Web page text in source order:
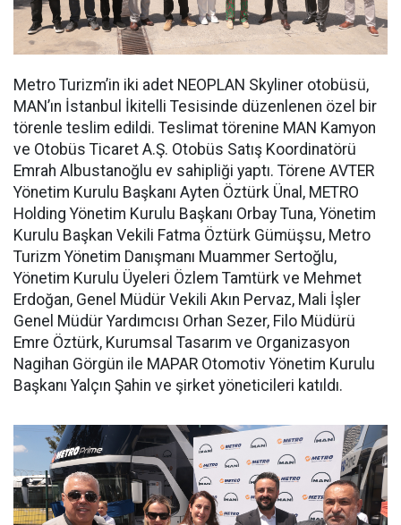
Metro Turizm’in iki adet NEOPLAN Skyliner otobüsü,
MAN’ın İstanbul İkitelli Tesisinde düzenlenen özel bir
törenle teslim edildi. Teslimat törenine MAN Kamyon
ve Otobüs Ticaret A.Ş. Otobüs Satış Koordinatörü
Emrah Albustanoğlu ev sahipliği yaptı. Törene AVTER
Yönetim Kurulu Başkanı Ayten Öztürk Ünal, METRO
Holding Yönetim Kurulu Başkanı Orbay Tuna, Yönetim
Kurulu Başkan Vekili Fatma Öztürk Gümüşsu, Metro
Turizm Yönetim Danışmanı Muammer Sertoğlu,
Yönetim Kurulu Üyeleri Özlem Tamtürk ve Mehmet
Erdoğan, Genel Müdür Vekili Akın Pervaz, Mali İşler
Genel Müdür Yardımcısı Orhan Sezer, Filo Müdürü
Emre Öztürk, Kurumsal Tasarım ve Organizasyon
Nagihan Görgün ile MAPAR Otomotiv Yönetim Kurulu
Başkanı Yalçın Şahin ve şirket yöneticileri katıldı.